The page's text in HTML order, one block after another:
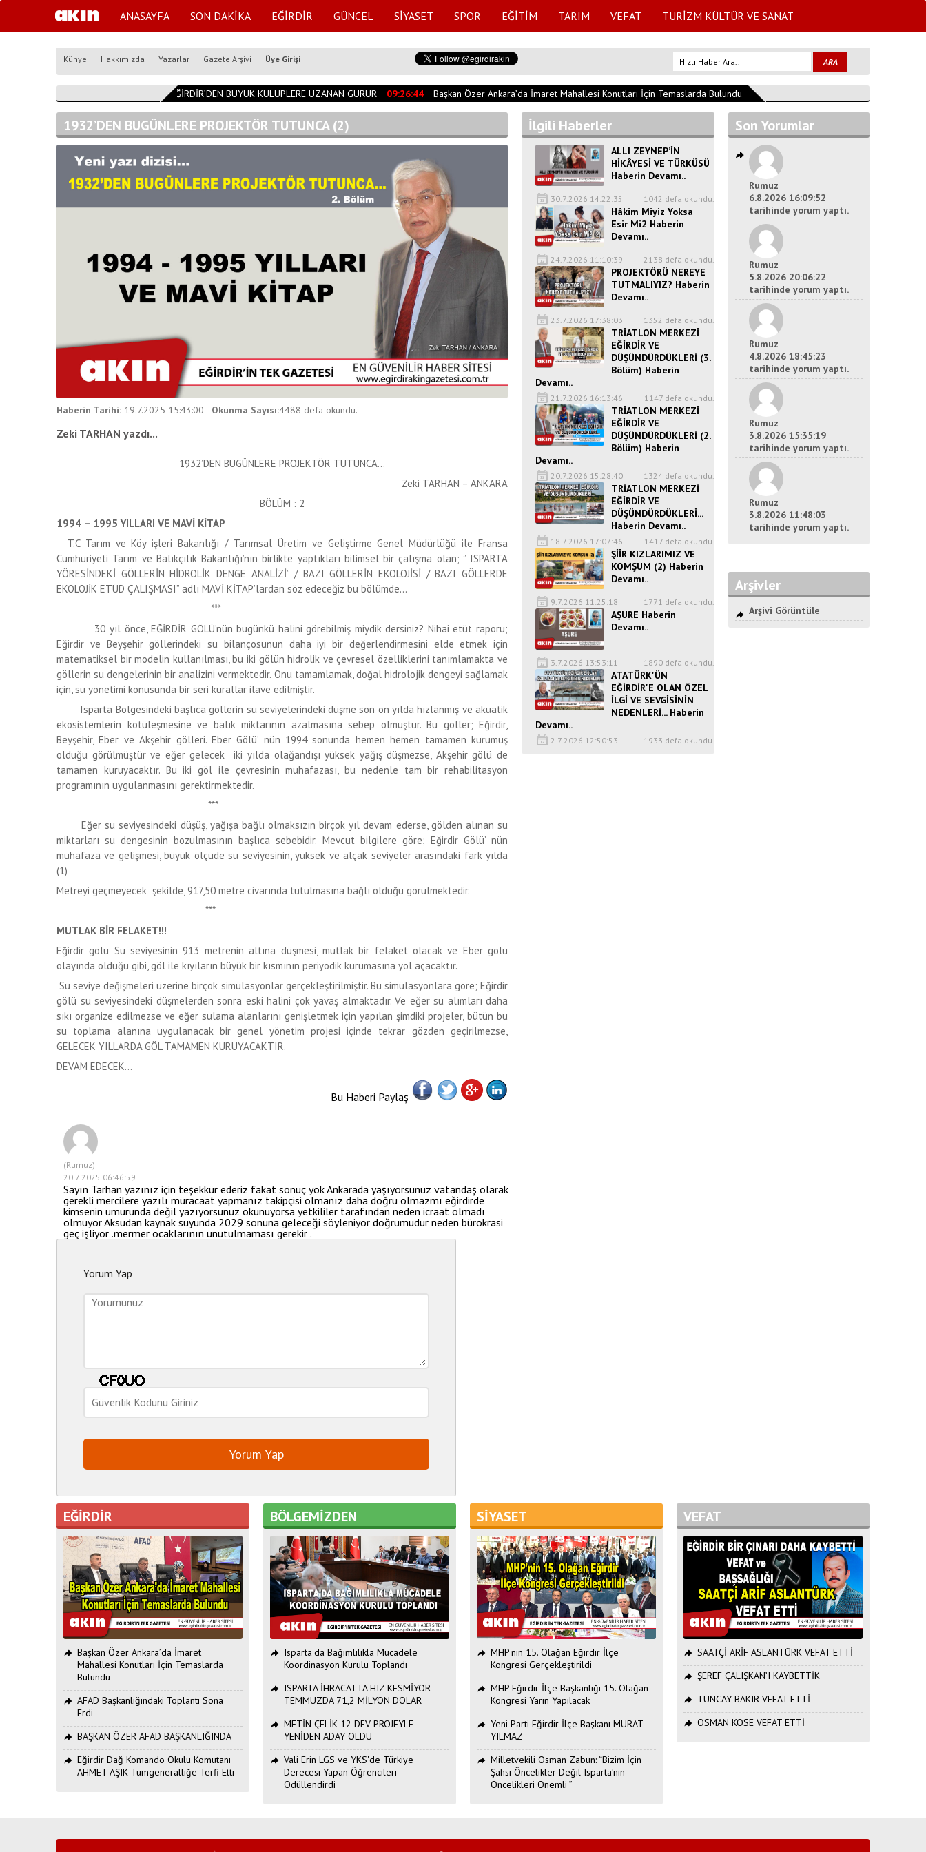
ANASAYFA SON DAKİKA EĞİRDİR GÜNCEL SİYASET SPOR EĞİTİM TARIM VEFAT TURİZM KÜLTÜR VE SANAT
Künye Hakkımızda Yazarlar Gazete Arşivi Üye Girişi
EĞİRDİR’DEN BÜYÜK KULÜPLERE UZANAN GURUR 09:26:44 Başkan Özer Ankara’da İmaret Mahallesi Konutları İçin Temaslarda Bulundu 15:39:42
1932’DEN BUGÜNLERE PROJEKTÖR TUTUNCA (2)
Haberin Tarihi: 19.7.2025 15:43:00 - Okunma Sayısı:4488 defa okundu.
Zeki TARHAN yazdı...
1932’DEN BUGÜNLERE PROJEKTÖR TUTUNCA…
Zeki TARHAN – ANKARA
BÖLÜM : 2
1994 – 1995 YILLARI VE MAVİ KİTAP
T.C Tarım ve Köy işleri Bakanlığı / Tarımsal Üretim ve Geliştirme Genel Müdürlüğü ile Fransa
Cumhuriyeti Tarım ve Balıkçılık Bakanlığı’nın birlikte yaptıkları bilimsel bir çalışma olan; ” ISPARTA
YÖRESİNDEKİ GÖLLERİN HİDROLİK DENGE ANALİZİ” / BAZI GÖLLERİN EKOLOJİSİ / BAZI GÖLLERDE
EKOLOJİK ETÜD ÇALIŞMASI” adlı MAVİ KİTAP’lardan söz edeceğiz bu bölümde…
***
30 yıl önce, EĞİRDİR GÖLÜ’nün bugünkü halini görebilmiş miydik dersiniz? Nihai etüt raporu;
Eğirdir ve Beyşehir göllerindeki su bilançosunun daha iyi bir değerlendirmesini elde etmek için
matematiksel bir modelin kullanılması, bu iki gölün hidrolik ve çevresel özelliklerini tanımlamakta ve
göllerin su dengelerinin bir analizini vermektedir. Onu tamamlamak, doğal hidrolojik dengeyi sağlamak
için, su yönetimi konusunda bir seri kurallar ilave edilmiştir.
Isparta Bölgesindeki başlıca göllerin su seviyelerindeki düşme son on yılda hızlanmış ve akuatik
ekosistemlerin kötüleşmesine ve balık miktarının azalmasına sebep olmuştur. Bu göller; Eğirdir,
Beyşehir, Eber ve Akşehir gölleri. Eber Gölü’ nün 1994 sonunda hemen hemen tamamen kurumuş
olduğu görülmüştür ve eğer gelecek iki yılda olağandışı yüksek yağış düşmezse, Akşehir gölü de
tamamen kuruyacaktır. Bu iki göl ile çevresinin muhafazası, bu nedenle tam bir rehabilitasyon
programının uygulanmasını gerektirmektedir.
***
Eğer su seviyesindeki düşüş, yağışa bağlı olmaksızın birçok yıl devam ederse, gölden alınan su
miktarları su dengesinin bozulmasının başlıca sebebidir. Mevcut bilgilere göre; Eğirdir Gölü’ nün
muhafaza ve gelişmesi, büyük ölçüde su seviyesinin, yüksek ve alçak seviyeler arasındaki fark yılda
(1)
Metreyi geçmeyecek şekilde, 917,50 metre civarında tutulmasına bağlı olduğu görülmektedir.
***
MUTLAK BİR FELAKET!!!
Eğirdir gölü Su seviyesinin 913 metrenin altına düşmesi, mutlak bir felaket olacak ve Eber gölü
olayında olduğu gibi, göl ile kıyıların büyük bir kısmının periyodik kurumasına yol açacaktır.
Su seviye değişmeleri üzerine birçok simülasyonlar gerçekleştirilmiştir. Bu simülasyonlara göre; Eğirdir
gölü su seviyesindeki düşmelerden sonra eski halini çok yavaş almaktadır. Ve eğer su alımları daha
sıkı organize edilmezse ve eğer sulama alanlarını genişletmek için yapılan şimdiki projeler, bütün bu
su toplama alanına uygulanacak bir genel yönetim projesi içinde tekrar gözden geçirilmezse,
GELECEK YILLARDA GÖL TAMAMEN KURUYACAKTIR.
DEVAM EDECEK…
Bu Haberi Paylaş
(Rumuz)
20.7.2025 06:46:59
Sayın Tarhan yazınız için teşekkür ederiz fakat sonuç yok Ankarada yaşıyorsunuz vatandaş olarak
gerekli mercilere yazılı müracaat yapmanız takipçisi olmanız daha doğru olmazmı eğirdirde
kimsenin umurunda değil yazıyorsunuz okunuyorsa yetkililer tarafından neden icraat olmadı
olmuyor Aksudan kaynak suyunda 2029 sonuna geleceği söyleniyor doğrumudur neden bürokrasi
geç işliyor .mermer ocaklarının unutulmaması gerekir .
Yorum Yap
İlgili Haberler
ALLI ZEYNEP’İN
HİKÂYESİ VE TÜRKÜSÜ
Haberin Devamı..
30.7.2026 14:22:35 1042 defa okundu.
Hâkim Miyiz Yoksa
Esir Mi2 Haberin
Devamı..
24.7.2026 11:10:39 2138 defa okundu.
PROJEKTÖRÜ NEREYE
TUTMALIYIZ? Haberin
Devamı..
23.7.2026 17:38:03 1352 defa okundu.
TRİATLON MERKEZİ
EĞİRDİR VE
DÜŞÜNDÜRDÜKLERİ (3.
Bölüm) Haberin
Devamı..
21.7.2026 16:13:46 1147 defa okundu.
TRİATLON MERKEZİ
EĞİRDİR VE
DÜŞÜNDÜRDÜKLERİ (2.
Bölüm) Haberin
Devamı..
20.7.2026 15:28:40 1324 defa okundu.
TRİATLON MERKEZİ
EĞİRDİR VE
DÜŞÜNDÜRDÜKLERİ...
Haberin Devamı..
18.7.2026 17:07:46 1417 defa okundu.
ŞİİR KIZLARIMIZ VE
KOMŞUM (2) Haberin
Devamı..
9.7.2026 11:25:18 1771 defa okundu.
AŞURE Haberin
Devamı..
3.7.2026 13:53:11 1890 defa okundu.
ATATÜRK'ÜN
EĞİRDİR'E OLAN ÖZEL
İLGİ VE SEVGİSİNİN
NEDENLERİ... Haberin
Devamı..
2.7.2026 12:50:53 1933 defa okundu.
Son Yorumlar
Rumuz
6.8.2026 16:09:52
tarihinde yorum yaptı.
Rumuz
5.8.2026 20:06:22
tarihinde yorum yaptı.
Rumuz
4.8.2026 18:45:23
tarihinde yorum yaptı.
Rumuz
3.8.2026 15:35:19
tarihinde yorum yaptı.
Rumuz
3.8.2026 11:48:03
tarihinde yorum yaptı.
Arşivler
Arşivi Görüntüle
EĞİRDİR
Başkan Özer Ankara’da İmaret
Mahallesi Konutları İçin Temaslarda
Bulundu
AFAD Başkanlığındaki Toplantı Sona
Erdi
BAŞKAN ÖZER AFAD BAŞKANLIĞINDA
Eğirdir Dağ Komando Okulu Komutanı
AHMET AŞIK Tümgeneralliğe Terfi Etti
BÖLGEMİZDEN
Isparta'da Bağımlılıkla Mücadele
Koordinasyon Kurulu Toplandı
ISPARTA İHRACATTA HIZ KESMİYOR
TEMMUZDA 71,2 MİLYON DOLAR
METİN ÇELİK 12 DEV PROJEYLE
YENİDEN ADAY OLDU
Vali Erin LGS ve YKS'de Türkiye
Derecesi Yapan Öğrencileri
Ödüllendirdi
SİYASET
MHP'nin 15. Olağan Eğirdir İlçe
Kongresi Gerçekleştirildi
MHP Eğirdir İlçe Başkanlığı 15. Olağan
Kongresi Yarın Yapılacak
Yeni Parti Eğirdir İlçe Başkanı MURAT
YILMAZ
Milletvekili Osman Zabun: “Bizim İçin
Şahsi Öncelikler Değil Isparta’nın
Öncelikleri Önemli ”
VEFAT
SAATÇİ ARİF ASLANTÜRK VEFAT ETTİ
ŞEREF ÇALIŞKAN’I KAYBETTİK
TUNCAY BAKIR VEFAT ETTİ
OSMAN KÖSE VEFAT ETTİ